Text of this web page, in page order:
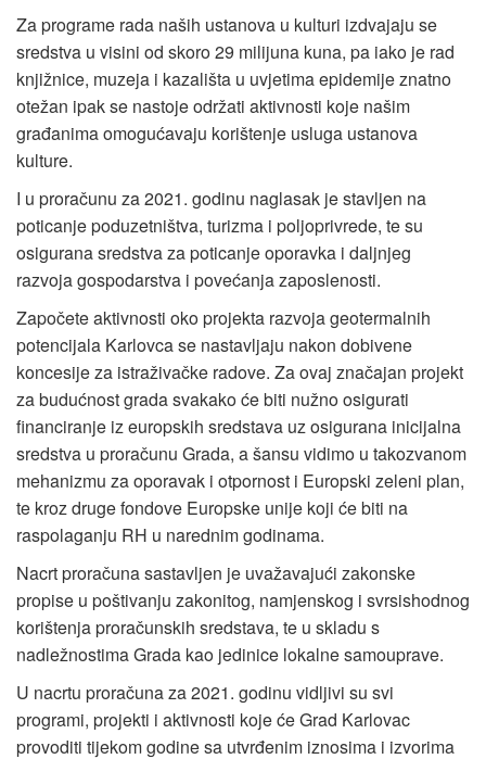
Za programe rada naših ustanova u kulturi izdvajaju se
sredstva u visini od skoro 29 milijuna kuna, pa iako je rad
knjižnice, muzeja i kazališta u uvjetima epidemije znatno
otežan ipak se nastoje održati aktivnosti koje našim
građanima omogućavaju korištenje usluga ustanova
kulture.
I u proračunu za 2021. godinu naglasak je stavljen na
poticanje poduzetništva, turizma i poljoprivrede, te su
osigurana sredstva za poticanje oporavka i daljnjeg
razvoja gospodarstva i povećanja zaposlenosti.
Započete aktivnosti oko projekta razvoja geotermalnih
potencijala Karlovca se nastavljaju nakon dobivene
koncesije za istraživačke radove. Za ovaj značajan projekt
za budućnost grada svakako će biti nužno osigurati
financiranje iz europskih sredstava uz osigurana inicijalna
sredstva u proračunu Grada, a šansu vidimo u takozvanom
mehanizmu za oporavak i otpornost i Europski zeleni plan,
te kroz druge fondove Europske unije koji će biti na
raspolaganju RH u narednim godinama.
Nacrt proračuna sastavljen je uvažavajući zakonske
propise u poštivanju zakonitog, namjenskog i svrsishodnog
korištenja proračunskih sredstava, te u skladu s
nadležnostima Grada kao jedinice lokalne samouprave.
U nacrtu proračuna za 2021. godinu vidljivi su svi
programi, projekti i aktivnosti koje će Grad Karlovac
provoditi tijekom godine sa utvrđenim iznosima i izvorima